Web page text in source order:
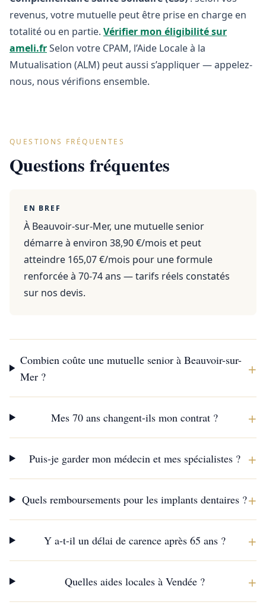
revenus, votre mutuelle peut être prise en charge en
totalité ou en partie. Vérifier mon éligibilité sur
ameli.frSelon votre CPAM, l’Aide Locale à la
Mutualisation (ALM) peut aussi s’appliquer — appelez-
nous, nous vérifions ensemble.
QUESTIONS FRÉQUENTES
Questions fréquentes
EN BREF
À Beauvoir-sur-Mer, une mutuelle senior
démarre à environ 38,90 €/mois et peut
atteindre 165,07 €/mois pour une formule
renforcée à 70-74 ans — tarifs réels constatés
sur nos devis.
Combien coûte une mutuelle senior à Beauvoir-sur-
Mer ?
+
Mes 70 ans changent-ils mon contrat ? +
Puis-je garder mon médecin et mes spécialistes ? +
Quels remboursements pour les implants dentaires ?+
Y a-t-il un délai de carence après 65 ans ? +
Quelles aides locales à Vendée ? +